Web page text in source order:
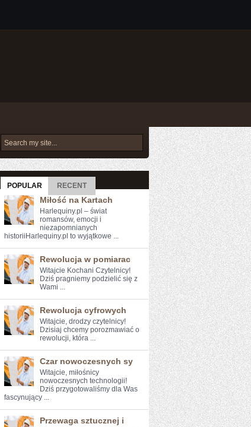
POPULAR RECENT
Miłość na Kartach
Harlequiny.pl – świat
romansów, emocji i
niezapomnianych
historiiHarlequiny.pl to wyjątkowe ...
Rewolucja w pomiarac
Witajcie Kochani Czytelnicy!
Dziś ⁤pragniemy podzielić się ⁢z
Wami ...
Rewolucja cyfrowych
Witajcie, drodzy czytelnicy!‌
Dzisiaj chcemy porozmawiać o
rewolucji, która‍ ...
Czar nowoczesnych sy
Witajcie, miłośnicy
nowoczesnych⁣ technologii!
Dziś przygotowaliśmy dla Was
fascynujący ...
Przewaga sztucznej i